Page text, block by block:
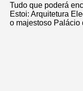
Tudo que poderá
Estoi: Arquitetura
o majestoso Palácio